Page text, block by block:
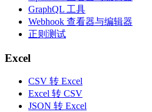
GraphQL 工具
Webhook 查看器与编辑器
正则测试
Excel
CSV 转 Excel
Excel 转 CSV
JSON 转 Excel